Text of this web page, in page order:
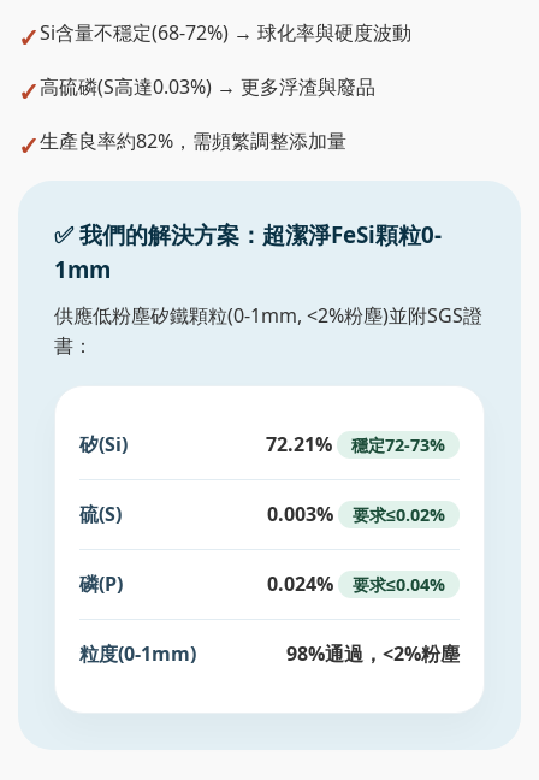
Si含量不穩定(68-72%) → 球化率與硬度波動
高硫磷(S高達0.03%) → 更多浮渣與廢品
生產良率約82%，需頻繁調整添加量
✅ 我們的解決方案：超潔淨FeSi顆粒0-
1mm
供應低粉塵矽鐵顆粒(0-1mm, <2%粉塵)並附SGS證
書：
矽(Si) 72.21% 穩定72-73%
硫(S) 0.003% 要求≤0.02%
磷(P) 0.024% 要求≤0.04%
粒度(0-1mm) 98%通過，<2%粉塵